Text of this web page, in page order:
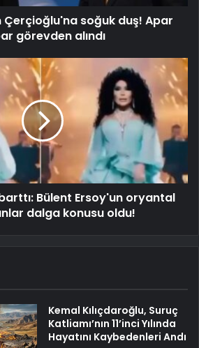
Çerçioğlu'na soğuk duş! Apar
görevden alındı
Bülent Ersoy'un oryantal
dalga konusu oldu!
Kemal Kılıçdaroğlu, Suruç
Katliamı’nın 11’inci Yılında
Hayatını Kaybedenleri Andı